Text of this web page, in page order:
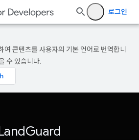
로그인
콘텐츠를 사용자의 기본 언어로 번역합니
수 있습니다.